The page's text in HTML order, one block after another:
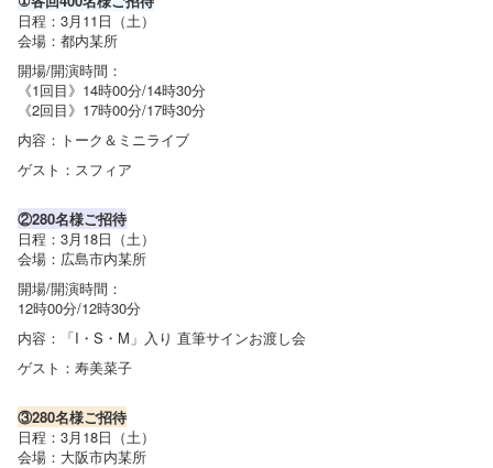
日程：3月11日（土）
会場：都内某所
開場/開演時間：
《1回目》14時00分/14時30分
《2回目》17時00分/17時30分
内容：トーク＆ミニライブ
ゲスト：スフィア
②280名様ご招待
日程：3月18日（土）
会場：広島市内某所
開場/開演時間：
12時00分/12時30分
内容：「I・S・M」入り 直筆サインお渡し会
ゲスト：寿美菜子
③280名様ご招待
日程：3月18日（土）
会場：大阪市内某所